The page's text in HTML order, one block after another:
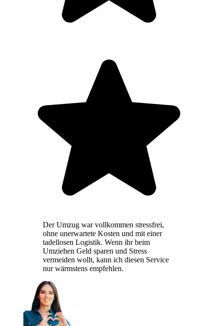
Der Umzug war vollkommen stressfrei,
ohne unerwartete Kosten und mit einer
tadellosen Logistik. Wenn ihr beim
Umziehen Geld sparen und Stress
vermeiden wollt, kann ich diesen Service
nur wärmstens empfehlen.